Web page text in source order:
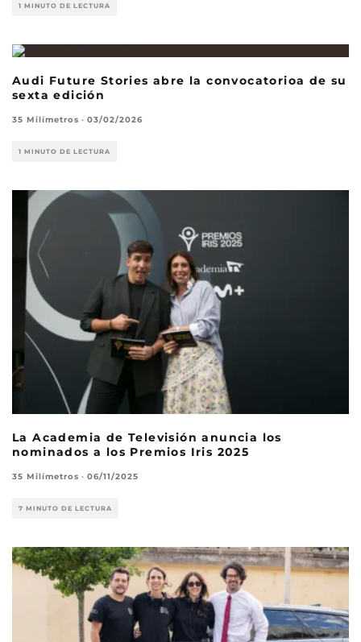
1 MINUTO DE LECTURA
Audi Future Stories abre la convocatorioa de su
sexta edición
35 Milímetros · 03/02/2026
1 MINUTO DE LECTURA
La Academia de Televisión anuncia los
nominados a los Premios Iris 2025
35 Milímetros · 06/11/2025
7 MINUTO DE LECTURA